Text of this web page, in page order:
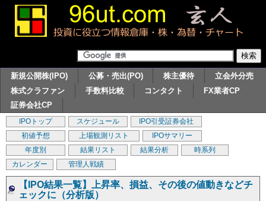
新規公開株(IPO) 公募・売出(PO) 株主優待
立会外分売
株式クラファン
手数料比較 コンタクト
FX業者CP
証券会社CP
IPOトップ スケジュール
IPO引受証券会社
初値予想
上場観測リスト
IPOサマリー
年度別
結果リスト 結果分析
時系列
カレンダー
管理人戦績
【IPO結果一覧】上昇率、損益、その後の値動きなどチ
ェックに（分析版）